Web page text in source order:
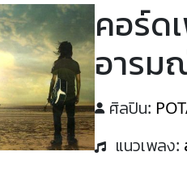
คอร์ด
อารม
ศิลปิน:
แนวเพลง: